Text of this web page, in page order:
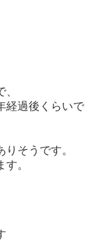
経過後くらいで
そうです。
。